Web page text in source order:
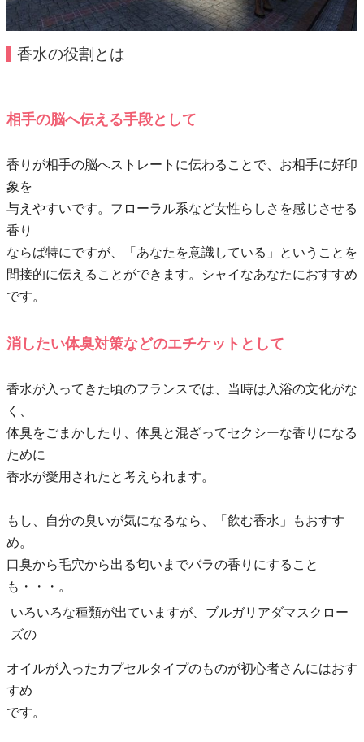
香水の役割とは
相手の脳へ伝える手段として
香りが相手の脳へストレートに伝わることで、お相手に好印
象を
与えやすいです。フローラル系など女性らしさを感じさせる
香り
ならば特にですが、「あなたを意識している」ということを
間接的に伝えることができます。シャイなあなたにおすすめ
です。
消したい体臭対策などのエチケットとして
香水が入ってきた頃のフランスでは、当時は入浴の文化がな
く、
体臭をごまかしたり、体臭と混ざってセクシーな香りになる
ために
香水が愛用されたと考えられます。
もし、自分の臭いが気になるなら、「飲む香水」もおすす
め。
口臭から毛穴から出る匂いまでバラの香りにすること
も・・・。
いろいろな種類が出ていますが、ブルガリアダマスクロー
ズの
オイルが入ったカプセルタイプのものが初心者さんにはおす
すめ
です。